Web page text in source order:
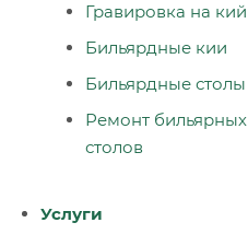
Гравировка на кий
Бильярдные кии
Бильярдные столы
Ремонт бильярных
столов
Услуги